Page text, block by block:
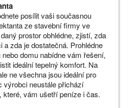
posílit vaši současnou
ze stavební firmy ve
prostor obhlédne, zjistí, zda
a zda je dostatečná. Prohlédne
domu nabídne vám řešení,
ideální tepelný komfort. Na
ne všechna jsou ideální pro
výrobci neustále přichází
které, vám ušetří peníze i čas.